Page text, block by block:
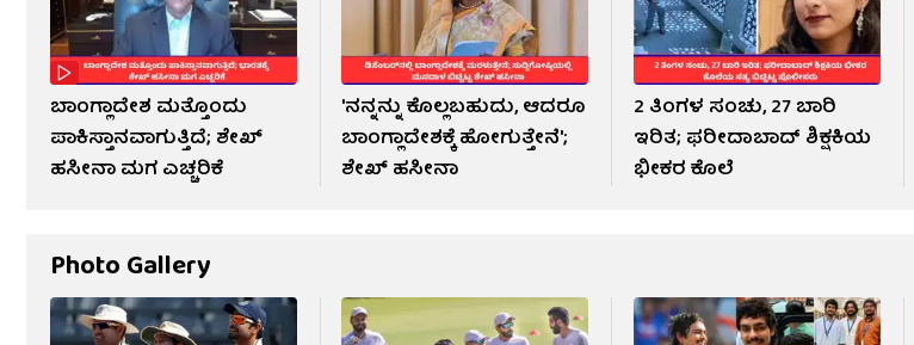
ಬಾಂಗ್ಲಾದೇಶ ಮತ್ತೊಂದು
ಪಾಕಿಸ್ತಾನವಾಗುತ್ತಿದೆ; ಶೇಖ್
ಹಸೀನಾ ಮಗ ಎಚ್ಚರಿಕೆ
'ನನ್ನನ್ನು ಕೊಲ್ಲಬಹುದು, ಆದರೂ
ಬಾಂಗ್ಲಾದೇಶಕ್ಕೆ ಹೋಗುತ್ತೇನೆ';
ಶೇಖ್ ಹಸೀನಾ
2 ತಿಂಗಳ ಸಂಚು, 27 ಬಾರಿ
ಇರಿತ; ಫರೀದಾಬಾದ್ ಶಿಕ್ಷಕಿಯ
ಭೀಕರ ಕೊಲೆ
Photo Gallery